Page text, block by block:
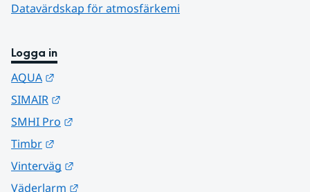
Datavärdskap för atmosfärkemi
Logga in
AQUA
SIMAIR
SMHI Pro
Timbr
Vinterväg
Väderlarm